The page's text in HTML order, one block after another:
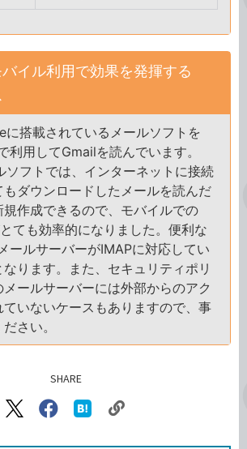
バイル利用で効果を発揮する
に搭載されているメールソフトを
利用してGmailを読んでいます。
ソフトでは、インターネットに接続
もダウンロードしたメールを読んだ
規作成できるので、モバイルでの
ても効率的になりました。便利な
ールサーバーがIMAPに対応してい
ります。また、セキュリティポリ
ールサーバーには外部からのアク
いないケースもありますので、事
さい。
SHARE
X（旧
で
Facebook
シ
な
ク